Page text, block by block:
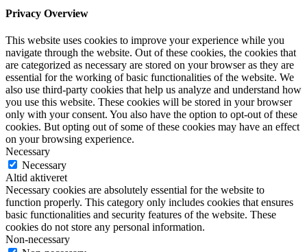
Privacy Overview
This website uses cookies to improve your experience while you
navigate through the website. Out of these cookies, the cookies that
are categorized as necessary are stored on your browser as they are
essential for the working of basic functionalities of the website. We
also use third-party cookies that help us analyze and understand how
you use this website. These cookies will be stored in your browser
only with your consent. You also have the option to opt-out of these
cookies. But opting out of some of these cookies may have an effect
on your browsing experience.
Necessary
Necessary
Altid aktiveret
Necessary cookies are absolutely essential for the website to
function properly. This category only includes cookies that ensures
basic functionalities and security features of the website. These
cookies do not store any personal information.
Non-necessary